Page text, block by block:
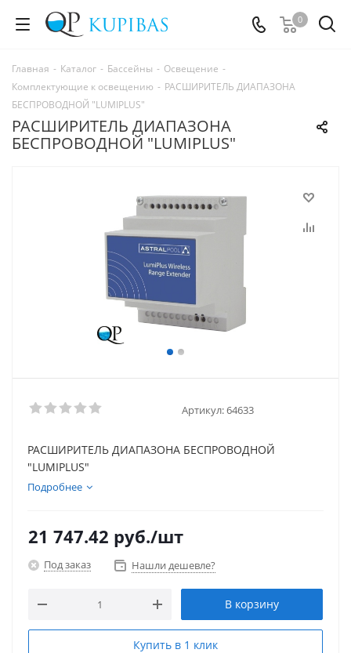
0
Главная - Каталог - Бассейны - Освещение -
Комплектующие к освещению - РАСШИРИТЕЛЬ ДИАПАЗОНА
БЕСПРОВОДНОЙ "LUMIPLUS"
РАСШИРИТЕЛЬ ДИАПАЗОНА
БЕСПРОВОДНОЙ "LUMIPLUS"
Артикул:64633
РАСШИРИТЕЛЬ ДИАПАЗОНА БЕСПРОВОДНОЙ
"LUMIPLUS"
Подробнее
21 747.42 руб./шт
Под заказ Нашли дешевле?
В корзину
Купить в 1 клик